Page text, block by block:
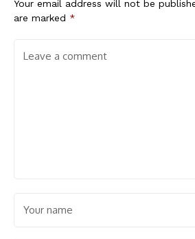
Your email address will not be
are marked *